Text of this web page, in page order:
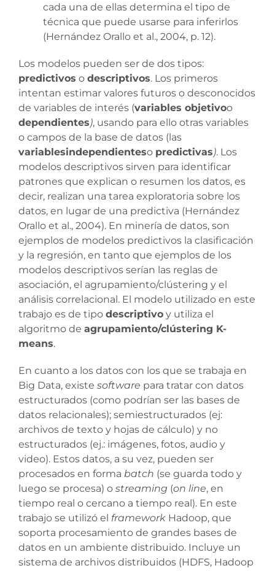
cada una de ellas determina el tipo de
técnica que puede usarse para inferirlos
(Hernández Orallo et al., 2004, p. 12).
Los modelos pueden ser de dos tipos:
predictivos o descriptivos. Los primeros
intentan estimar valores futuros o desconocidos
de variables de interés (variables objetivoo
dependientes), usando para ello otras variables
o campos de la base de datos (las
variablesindependienteso predictivas). Los
modelos descriptivos sirven para identificar
patrones que explican o resumen los datos, es
decir, realizan una tarea exploratoria sobre los
datos, en lugar de una predictiva (Hernández
Orallo et al., 2004). En minería de datos, son
ejemplos de modelos predictivos la clasificación
y la regresión, en tanto que ejemplos de los
modelos descriptivos serían las reglas de
asociación, el agrupamiento/clústering y el
análisis correlacional. El modelo utilizado en este
trabajo es de tipo descriptivo y utiliza el
algoritmo de agrupamiento/clústering K-
means.
En cuanto a los datos con los que se trabaja en
Big Data, existe software para tratar con datos
estructurados (como podrían ser las bases de
datos relacionales); semiestructurados (ej:
archivos de texto y hojas de cálculo) y no
estructurados (ej.: imágenes, fotos, audio y
video). Estos datos, a su vez, pueden ser
procesados en forma batch (se guarda todo y
luego se procesa) o streaming (on line, en
tiempo real o cercano a tiempo real). En este
trabajo se utilizó el framework Hadoop, que
soporta procesamiento de grandes bases de
datos en un ambiente distribuido. Incluye un
sistema de archivos distribuidos (HDFS, Hadoop